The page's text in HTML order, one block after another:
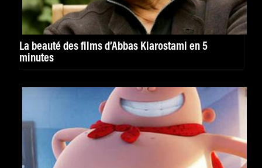
La beauté des films d’Abbas Kiarostami en 5
minutes